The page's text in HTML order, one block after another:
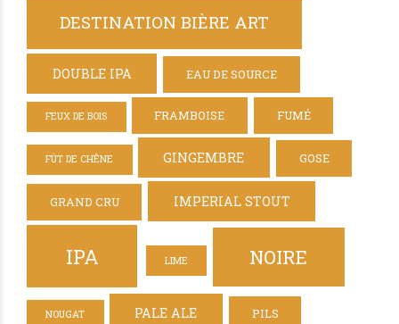
DESTINATION BIÈRE ART
DOUBLE IPA EAU DE SOURCE
FEUX DE BOIS FRAMBOISE FUMÉ
FÛT DE CHÊNE GINGEMBRE GOSE
GRAND CRU IMPERIAL STOUT
IPA LIME NOIRE
NOUGAT PALE ALE PILS